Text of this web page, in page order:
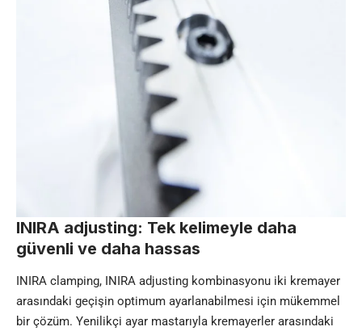
INIRA adjusting: Tek kelimeyle daha
güvenli ve daha hassas
INIRA clamping, INIRA adjusting kombinasyonu iki kremayer
arasındaki geçişin optimum ayarlanabilmesi için mükemmel
bir çözüm. Yenilikçi ayar mastarıyla kremayerler arasındaki